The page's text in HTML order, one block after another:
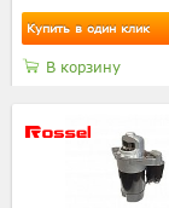
Купить в один клик
В корзину